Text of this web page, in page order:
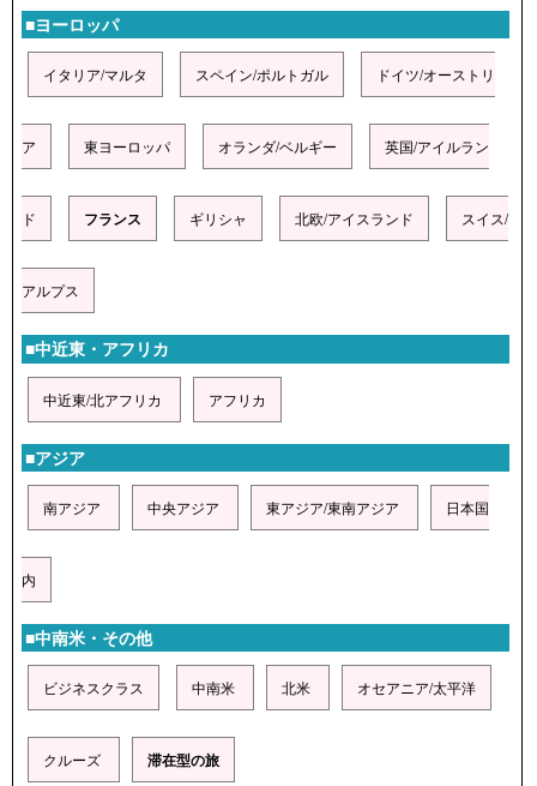
■ヨーロッパ
イタリア/マルタ スペイン/ポルトガル ドイツ/オーストリ
ア 東ヨーロッパ オランダ/ベルギー 英国/アイルラン
ド フランス ギリシャ 北欧/アイスランド スイス/
アルプス
■中近東・アフリカ
中近東/北アフリカ アフリカ
■アジア
南アジア 中央アジア 東アジア/東南アジア 日本国
内
■中南米・その他
ビジネスクラス 中南米 北米 オセアニア/太平洋
クルーズ 滞在型の旅